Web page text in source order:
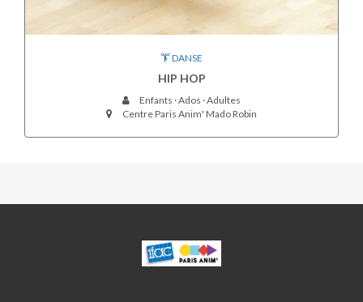
DANSE
HIP HOP
Enfants · Ados · Adultes
Centre Paris Anim' Mado Robin
MADO
ROBIN